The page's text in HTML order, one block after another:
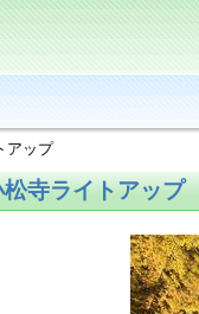
アップ
松寺ライトアップ